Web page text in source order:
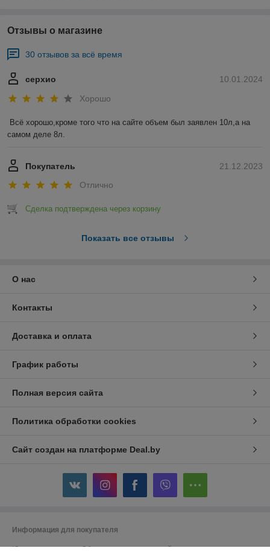
Отзывы о магазине
30 отзывов за всё время
10.01.2024
серхио
Хорошо
Всё хорошо,кроме того что на сайте объем был заявлен 10л,а на
самом деле 8л.
21.12.2023
Покупатель
Отлично
Сделка подтверждена через корзину
Показать все отзывы
О нас
Контакты
Доставка и оплата
График работы
Полная версия сайта
Политика обработки cookies
Сайт создан на платформе Deal.by
Информация для покупателя
Юридическое лицо:Общество с ограниченной ответственностью